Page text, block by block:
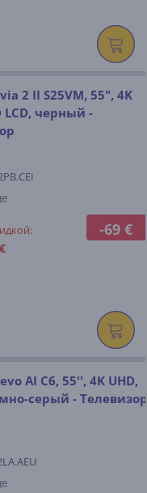
-69 €
2 II S25VM, 55", 4K
LCD, черный -
evo AI C6, 55'', 4K UHD,
серый - Телевизор